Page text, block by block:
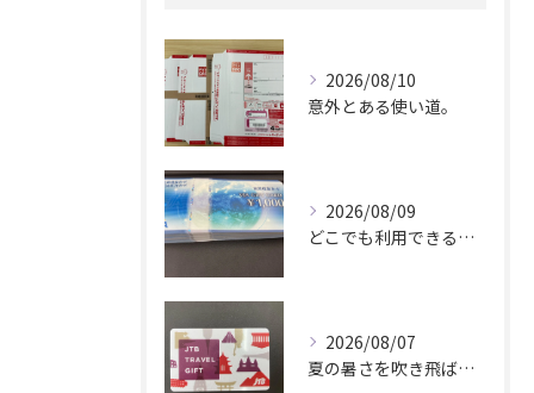
2026/08/10
意外とある使い道。
2026/08/09
どこでも利用できる便利さ。
2026/08/07
夏の暑さを吹き飛ばしに来てください。